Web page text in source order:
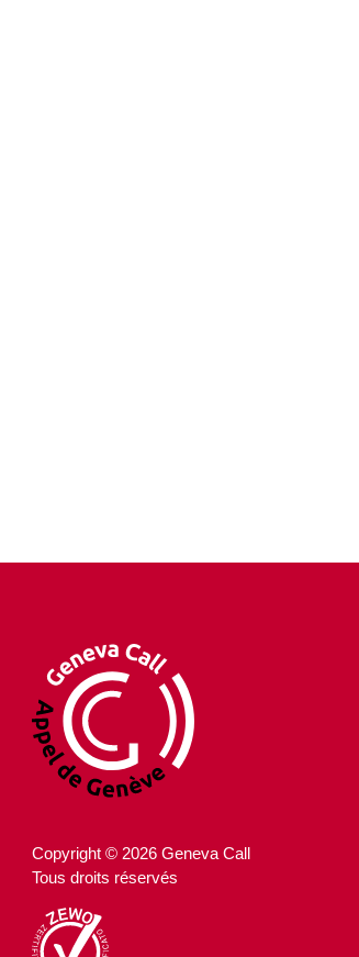
Copyright © 2026 Geneva Call
Tous droits réservés